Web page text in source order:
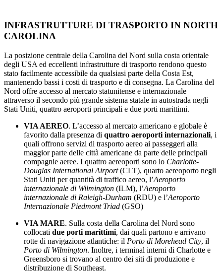
INFRASTRUTTURE DI TRASPORTO IN NORTH
CAROLINA
La posizione centrale della Carolina del Nord sulla costa orientale
degli USA ed eccellenti infrastrutture di trasporto rendono questo
stato facilmente accessibile da qualsiasi parte della Costa Est,
mantenendo bassi i costi di trasporto e di consegna. La Carolina del
Nord offre accesso al mercato statunitense e internazionale
attraverso il secondo più grande sistema statale in autostrada negli
Stati Uniti, quattro aeroporti principali e due porti marittimi.
VIA AEREO. L’accesso al mercato americano e globale è
favorito dalla presenza di quattro aeroporti internazionali, i
quali offrono servizi di trasporto aereo ai passeggeri alla
maggior parte delle città americane da parte delle principali
compagnie aeree. I quattro aereoporti sono lo Charlotte-
Douglas International Airport(CLT), quarto aereoporto negli
Stati Uniti per quantità di traffico aereo, l’Aeroporto
internazionale di Wilmington (ILM), l’Aeroporto
internazionale di Raleigh-Durham (RDU) e l’Aeroporto
Internazionale Piedmont Triad (GSO)
VIA MARE. Sulla costa della Carolina del Nord sono
collocati due porti marittimi, dai quali partono e arrivano
rotte di navigazione atlantiche: il Porto di Morehead City, il
Porto di Wilmington. Inoltre, i terminal interni di Charlotte e
Greensboro si trovano al centro dei siti di produzione e
distribuzione di Southeast.